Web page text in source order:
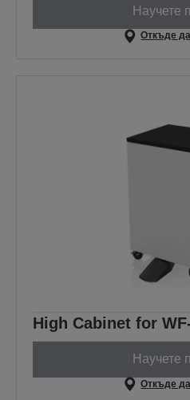
Научете
Откъде
High Cabinet for
Научете
Откъде